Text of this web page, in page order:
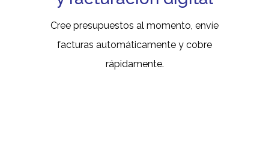
Cree presupuestos al momento, envíe
facturas automáticamente y cobre
rápidamente.